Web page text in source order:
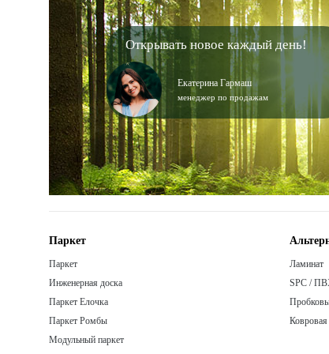
Открывать новое каждый день!
Екатерина Гармаш
менеджер по продажам
Паркет
Паркет
Инженерная доска
Паркет Елочка
Паркет Ромбы
Модульный паркет
Ламинат
SPC /
Ковровая